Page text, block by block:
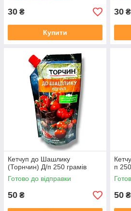
30 ₴
Купити
30 ₴
Кетчуп до Шашлику
(Торнчин) Д/п 250 грамів
Готово до відправки
50 ₴
п
50 ₴